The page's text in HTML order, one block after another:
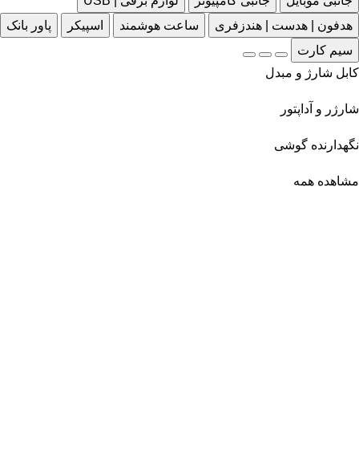
هدفون | هدست | هندزفری
ساعت هوشمند اسپیکر
پاور بانک
سیم کارت
کابل شارژ و مبدل
شارژر و آداپتور
نگهدارنده گوشی
مشاهده همه